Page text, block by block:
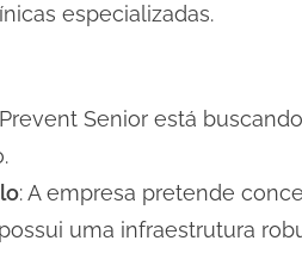
especializadas.
Senior está
: A empresa pretende
uma infraestrutura